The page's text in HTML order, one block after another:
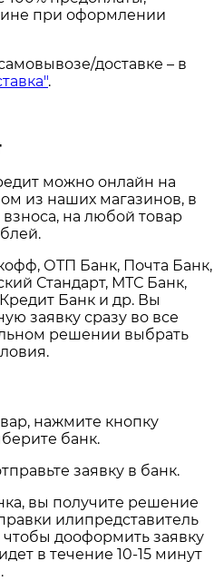
при оформлении
доставке – в
.
можно онлайн на
из наших магазинов, в
на любой товар
ОТП Банк, Почта Банк,
Стандарт, МТС Банк,
Банк и др. Вы
заявку сразу во все
решении выбрать
нажмите кнопку
банк.
заявку в банк.
вы получите решение
илипредставитель
дооформить заявку
в течение 10-15 минут